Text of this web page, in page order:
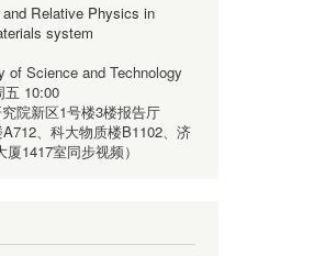
Relative Physics in
system
of Science and Technology
五 10:00
院新区1号楼3楼报告厅
A712、科大物质楼B1102、济
1417室同步视频）